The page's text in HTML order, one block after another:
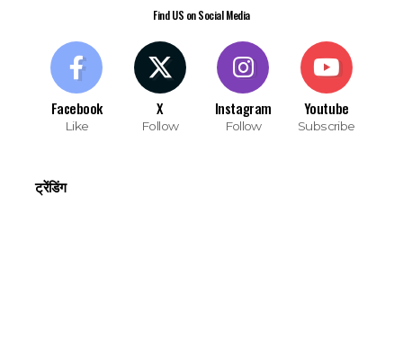
Find US on Social Media
Facebook
Like
X
Follow
Instagram
Follow
Youtube
Subscribe
ट्रेंडिंग